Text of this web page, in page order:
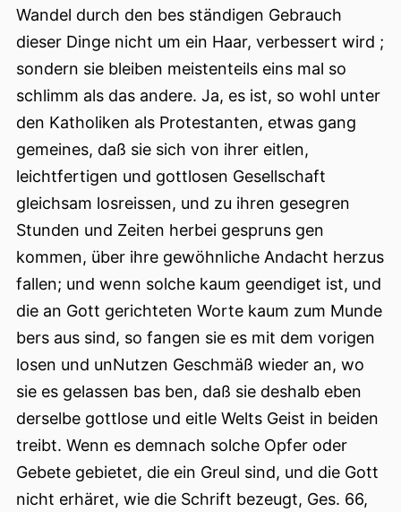
Wandel durch den bes ständigen Gebrauch
dieser Dinge nicht um ein Haar, verbessert wird ;
sondern sie bleiben meistenteils eins mal so
schlimm als das andere. Ja, es ist, so wohl unter
den Katholiken als Protestanten, etwas gang
gemeines, daß sie sich von ihrer eitlen,
leichtfertigen und gottlosen Gesellschaft
gleichsam losreissen, und zu ihren gesegren
Stunden und Zeiten herbei gespruns gen
kommen, über ihre gewöhnliche Andacht herzus
fallen; und wenn solche kaum geendiget ist, und
die an Gott gerichteten Worte kaum zum Munde
bers aus sind, so fangen sie es mit dem vorigen
losen und unNutzen Geschmäß wieder an, wo
sie es gelassen bas ben, daß sie deshalb eben
derselbe gottlose und eitle Welts Geist in beiden
treibt. Wenn es demnach solche Opfer oder
Gebete gebietet, die ein Greul sind, und die Gott
nicht erhäret, wie die Schrift bezeugt, Ges. 66,